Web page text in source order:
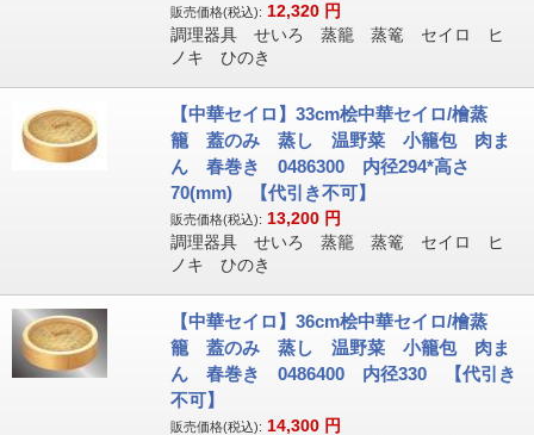
販売価格(税込): 12,320 円
調理器具 せいろ 蒸籠 蒸篭 セイロ ヒ
ノキ ひのき
【中華セイロ】33cm桧中華セイロ/檜蒸
籠 蓋のみ 蒸し 温野菜 小籠包 肉ま
ん 春巻き 0486300 内径294*高さ
70(mm) 【代引き不可】
販売価格(税込): 13,200 円
調理器具 せいろ 蒸籠 蒸篭 セイロ ヒ
ノキ ひのき
【中華セイロ】36cm桧中華セイロ/檜蒸
籠 蓋のみ 蒸し 温野菜 小籠包 肉ま
ん 春巻き 0486400 内径330 【代引き
不可】
販売価格(税込): 14,300 円